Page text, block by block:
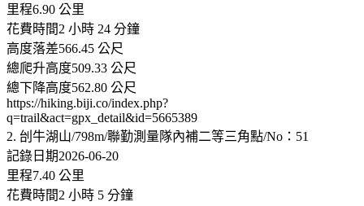
里程6.90 公里
花費時間2 小時 24 分鐘
高度落差566.45 公尺
總爬升高度509.33 公尺
總下降高度562.80 公尺
https://hiking.biji.co/index.php?
q=trail&act=gpx_detail&id=5665389
2. 刣牛湖山/798m/聯勤測量隊內補二等三角點/No：51
記錄日期2026-06-20
里程7.40 公里
花費時間2 小時 5 分鐘